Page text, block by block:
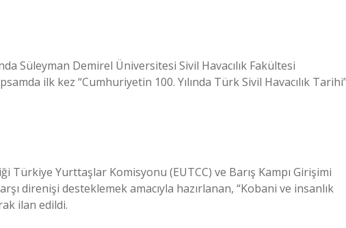
Süleyman Demirel Üniversitesi Sivil Havacılık Fakültesi
ilk kez “Cumhuriyetin 100. Yılında Türk Sivil Havacılık
Türkiye Yurttaşlar Komisyonu (EUTCC) ve Barış Kampı Girişimi
direnişi desteklemek amacıyla hazırlanan, “Kobani ve insanlık
ilan edildi.